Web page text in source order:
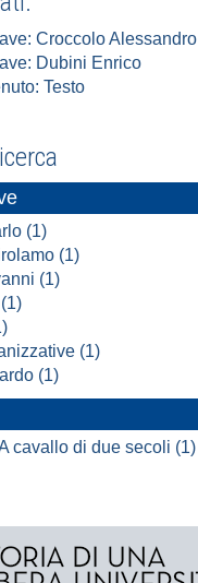
Croccolo Alessandro
Dubini Enrico
Testo
(1)
(1)
(1)
(1)
(1)
cavallo di due secoli (1)